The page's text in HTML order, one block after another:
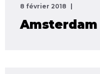
8 février 2018
Amsterdam